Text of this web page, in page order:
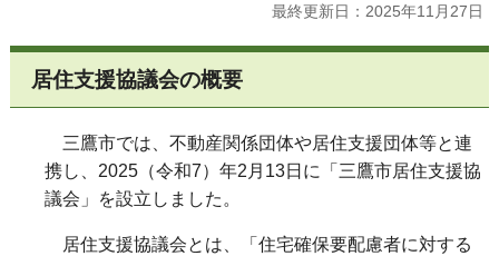
最終更新日：2025年11月27日
居住支援協議会の概要
三鷹市では、不動産関係団体や居住支援団体等と連
携し、 2025 （令和7）年2月 13日に「三鷹市居住支援協
議会」を設立しました。
居住支援協議会とは、「住宅確保要配慮者に対する